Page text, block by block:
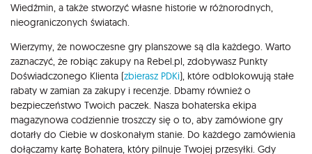
Wiedźmin, a także stworzyć własne historie w różnorodnych,
nieograniczonych światach.
Wierzymy, że nowoczesne gry planszowe są dla każdego. Warto
zaznaczyć, że robiąc zakupy na Rebel.pl, zdobywasz Punkty
Doświadczonego Klienta (zbierasz PDKi), które odblokowują stałe
rabaty w zamian za zakupy i recenzje. Dbamy również o
bezpieczeństwo Twoich paczek. Nasza bohaterska ekipa
magazynowa codziennie troszczy się o to, aby zamówione gry
dotarły do Ciebie w doskonałym stanie. Do każdego zamówienia
dołączamy kartę Bohatera, który pilnuje Twojej przesyłki. Gdy